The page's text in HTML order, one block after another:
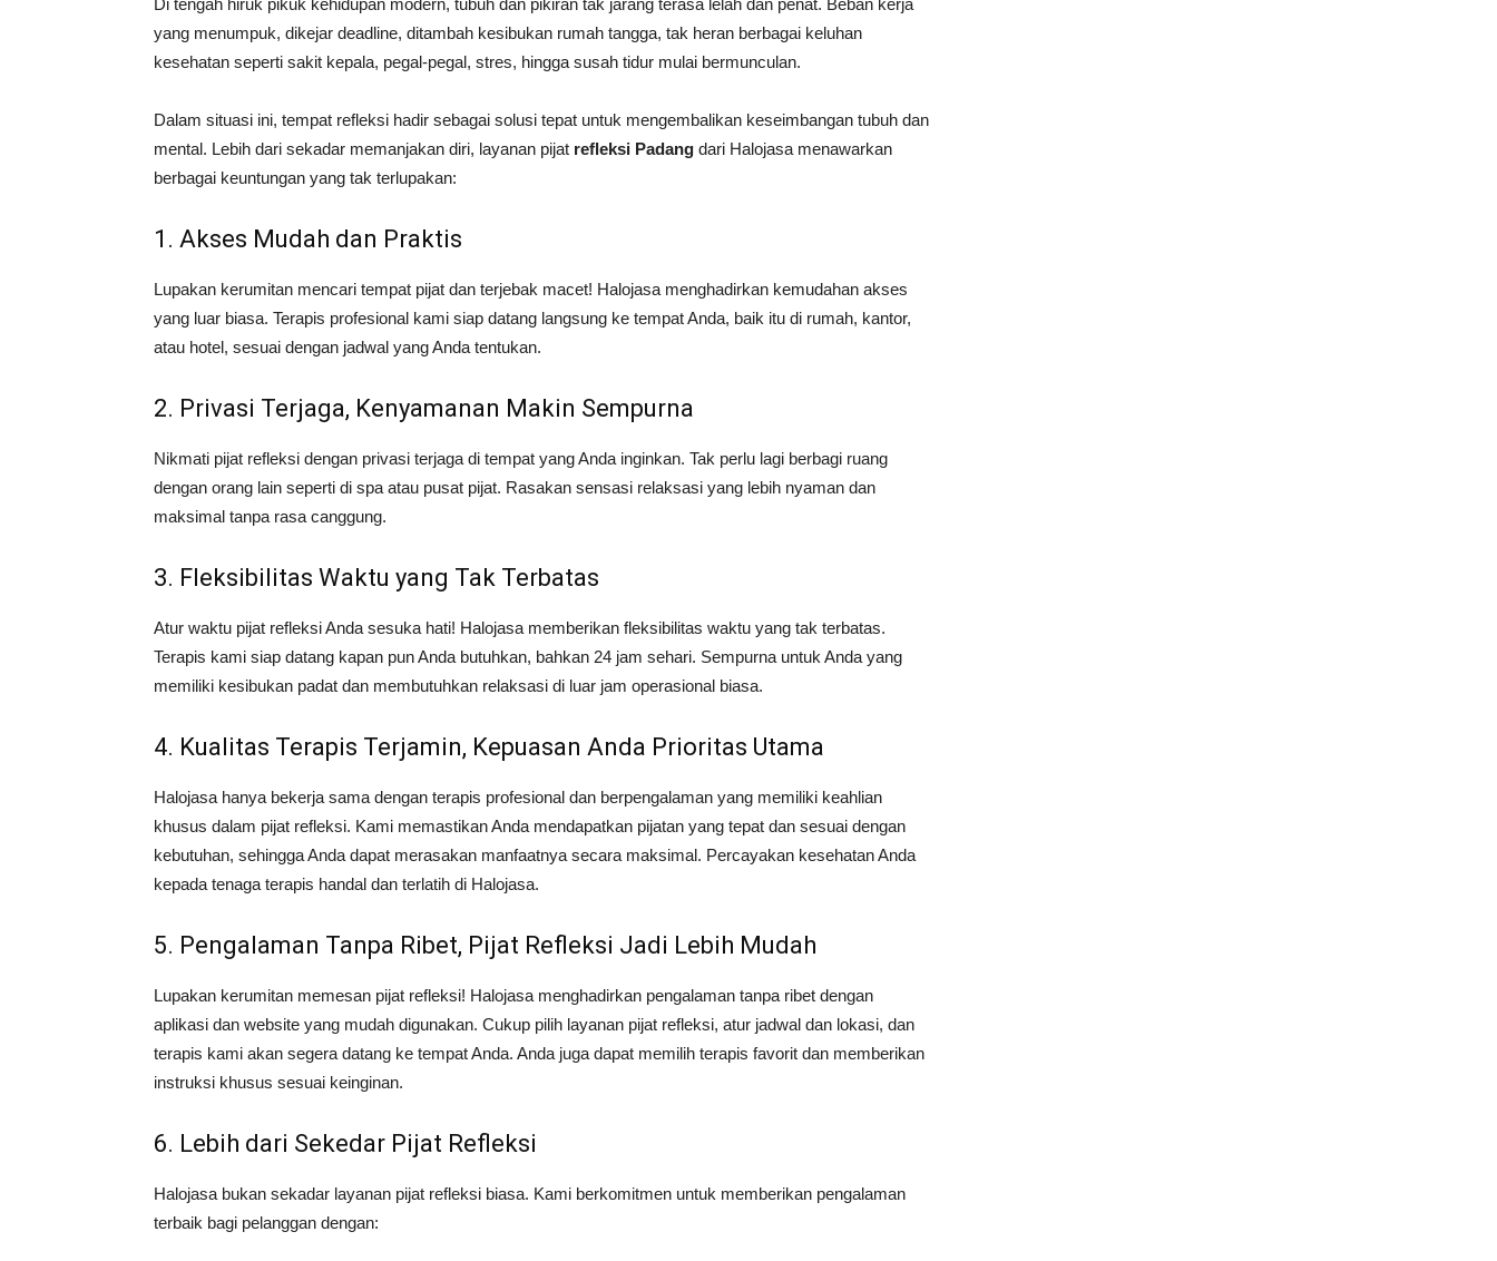
yang menumpuk, dikejar deadline, ditambah kesibukan rumah tangga, tak heran berbagai keluhan
kesehatan seperti sakit kepala, pegal-pegal, stres, hingga susah tidur mulai bermunculan.
Dalam situasi ini, tempat refleksi hadir sebagai solusi tepat untuk mengembalikan keseimbangan tubuh dan
mental. Lebih dari sekadar memanjakan diri, layanan pijat refleksi Padang dari Halojasa menawarkan
berbagai keuntungan yang tak terlupakan:
1. Akses Mudah dan Praktis
Lupakan kerumitan mencari tempat pijat dan terjebak macet! Halojasa menghadirkan kemudahan akses
yang luar biasa. Terapis profesional kami siap datang langsung ke tempat Anda, baik itu di rumah, kantor,
atau hotel, sesuai dengan jadwal yang Anda tentukan.
2. Privasi Terjaga, Kenyamanan Makin Sempurna
Nikmati pijat refleksi dengan privasi terjaga di tempat yang Anda inginkan. Tak perlu lagi berbagi ruang
dengan orang lain seperti di spa atau pusat pijat. Rasakan sensasi relaksasi yang lebih nyaman dan
maksimal tanpa rasa canggung.
3. Fleksibilitas Waktu yang Tak Terbatas
Atur waktu pijat refleksi Anda sesuka hati! Halojasa memberikan fleksibilitas waktu yang tak terbatas.
Terapis kami siap datang kapan pun Anda butuhkan, bahkan 24 jam sehari. Sempurna untuk Anda yang
memiliki kesibukan padat dan membutuhkan relaksasi di luar jam operasional biasa.
4. Kualitas Terapis Terjamin, Kepuasan Anda Prioritas Utama
Halojasa hanya bekerja sama dengan terapis profesional dan berpengalaman yang memiliki keahlian
khusus dalam pijat refleksi. Kami memastikan Anda mendapatkan pijatan yang tepat dan sesuai dengan
kebutuhan, sehingga Anda dapat merasakan manfaatnya secara maksimal. Percayakan kesehatan Anda
kepada tenaga terapis handal dan terlatih di Halojasa.
5. Pengalaman Tanpa Ribet, Pijat Refleksi Jadi Lebih Mudah
Lupakan kerumitan memesan pijat refleksi! Halojasa menghadirkan pengalaman tanpa ribet dengan
aplikasi dan website yang mudah digunakan. Cukup pilih layanan pijat refleksi, atur jadwal dan lokasi, dan
terapis kami akan segera datang ke tempat Anda. Anda juga dapat memilih terapis favorit dan memberikan
instruksi khusus sesuai keinginan.
6. Lebih dari Sekedar Pijat Refleksi
Halojasa bukan sekadar layanan pijat refleksi biasa. Kami berkomitmen untuk memberikan pengalaman
terbaik bagi pelanggan dengan: